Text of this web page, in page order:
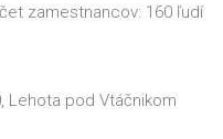
zamestnancov: 160 ľudí
Lehota pod Vtáčnikom